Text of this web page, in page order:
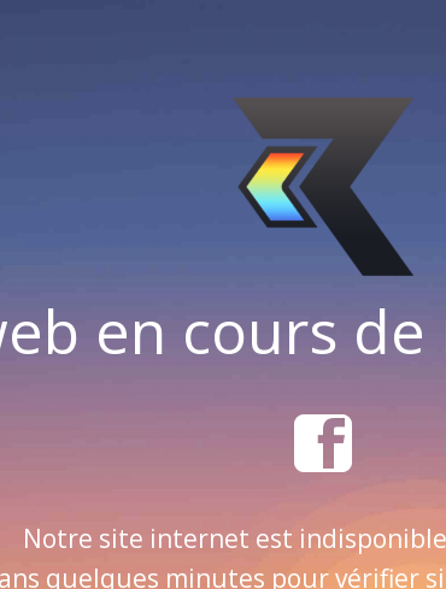
en cours
Notre site internet est
quelques minutes pour vérifier